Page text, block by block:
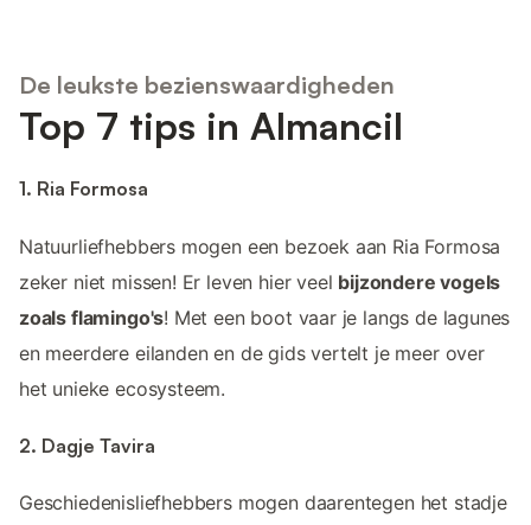
De leukste bezienswaardigheden
Top 7 tips in Almancil
1. Ria Formosa
Natuurliefhebbers mogen een bezoek aan Ria Formosa
zeker niet missen! Er leven hier veel bijzondere vogels
zoals flamingo's! Met een boot vaar je langs de lagunes
en meerdere eilanden en de gids vertelt je meer over
het unieke ecosysteem.
2. Dagje Tavira
Geschiedenisliefhebbers mogen daarentegen het stadje